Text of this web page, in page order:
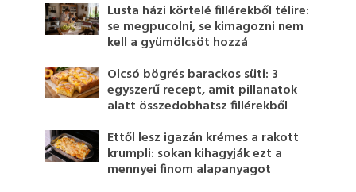
Lusta házi körtelé fillérekből télire:
se megpucolni, se kimagozni nem
kell a gyümölcsöt hozzá
Olcsó bögrés barackos süti: 3
egyszerű recept, amit pillanatok
alatt összedobhatsz fillérekből
Ettől lesz igazán krémes a rakott
krumpli: sokan kihagyják ezt a
mennyei finom alapanyagot